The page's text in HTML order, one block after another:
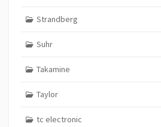
Strandberg
Suhr
Takamine
Taylor
tc electronic